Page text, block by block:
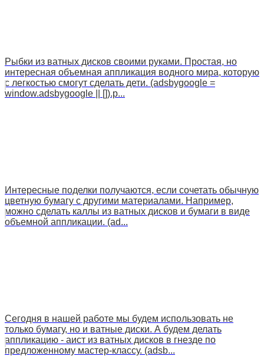
Рыбки из ватных дисков своими руками. Простая, но
интересная объемная аппликация водного мира, которую
с легкостью смогут сделать дети. (adsbygoogle =
window.adsbygoogle || []).p...
Интересные поделки получаются, если сочетать обычную
цветную бумагу с другими материалами. Например,
можно сделать каллы из ватных дисков и бумаги в виде
объемной аппликации. (ad...
Сегодня в нашей работе мы будем использовать не
только бумагу, но и ватные диски. А будем делать
аппликацию - аист из ватных дисков в гнезде по
предложенному мастер-классу. (adsb...